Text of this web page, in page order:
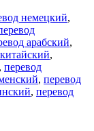
немецкий,
арабский,
,
, перевод
, перевод
, перевод